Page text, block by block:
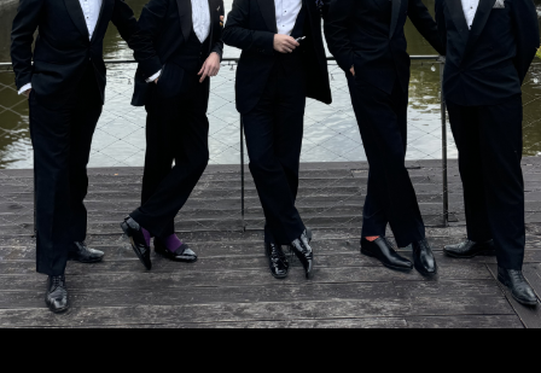
CHANSONS FRANÇAISES
MUSIQUES ITALIENNES
BOSSA NOVA
MUSIQUE CLASSIQUE
MUSIQUE CUBAINE
RÉFÉRENCES